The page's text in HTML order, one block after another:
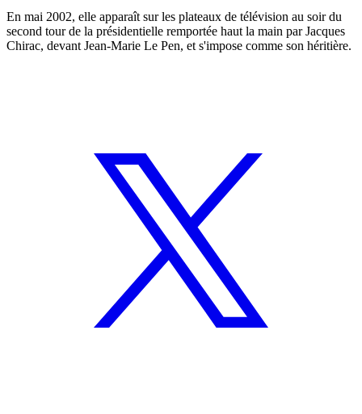
En mai 2002, elle apparaît sur les plateaux de télévision au soir du
second tour de la présidentielle remportée haut la main par Jacques
Chirac, devant Jean-Marie Le Pen, et s'impose comme son héritière.